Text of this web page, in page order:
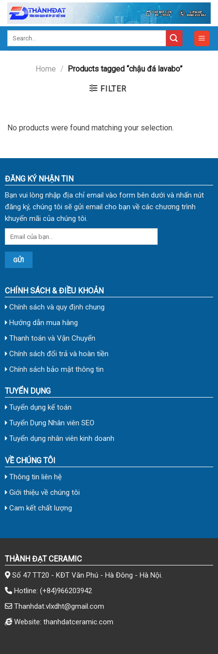
Skip
content
Home / Products tagged “chậu đá lavabo”
FILTER
No products were found matching your selection.
ĐĂNG KÝ NHẬN TIN
Bạn vui lòng nhập địa chỉ email vào form bên dưới và nhấn nút
đăng ký, chúng tôi sẽ gửi email cho bạn về các chương trình
khuyến mãi của chúng tôi.
CHÍNH SÁCH & ĐIỀU KHOẢN
Chính sách và quy định chung
Hướng dẫn mua hàng
Thanh toán và Vận Chuyển
Chính sách đổi trả và hoàn tiền
Chính sách bảo mật thông tin
TUYỂN DỤNG
Tuyển dụng kế toán
Tuyển Dụng Nhân viên SEO
Tuyển dụng nhân viên kinh doanh
VỀ CHÚNG TÔI
Thông tin liên hệ
Giới thiệu về chúng tôi
Cam kết chất lượng
THÀNH ĐẠT CERAMIC
Số 47 TT20 - KĐT Văn Phú - Hà Đông - Hà Nội.
Hotline: (+84)966203942
Thanhdat.vlxdht@gmail.com
Website: thanhdatceramic.com